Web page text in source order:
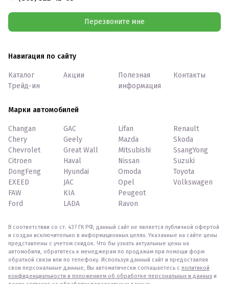
Перезвоните мне
Навигация по сайту
Каталог
Трейд-ин
Акции
Полезная
информация
Контакты
Марки автомобилей
Changan
Chery
Chevrolet
Citroen
DongFeng
EXEED
FAW
Ford
GAC
Geely
Great Wall
Haval
Hyundai
JAC
KIA
LADA
Lifan
Mazda
Mitsubishi
Nissan
Omoda
Opel
Peugeot
Ravon
Renault
Skoda
SsangYong
Suzuki
Toyota
Volkswagen
В соответствии со ст. 437 ГК РФ, данный сайт не является публичной офертой
и создан исключительно в информационных целях. Указанные на сайте цены
представлены с учетом скидок. Что бы узнать актуальные цены на
автомобили, обратитесь к менеджерам по продажам при помощи форм
обратной связи или по телефону. Используя данный сайт и предоставляя
свои персональные данные, Вы автоматически соглашаетесь с политикой
конфиденциальности и положением об обработке персональных и данных и